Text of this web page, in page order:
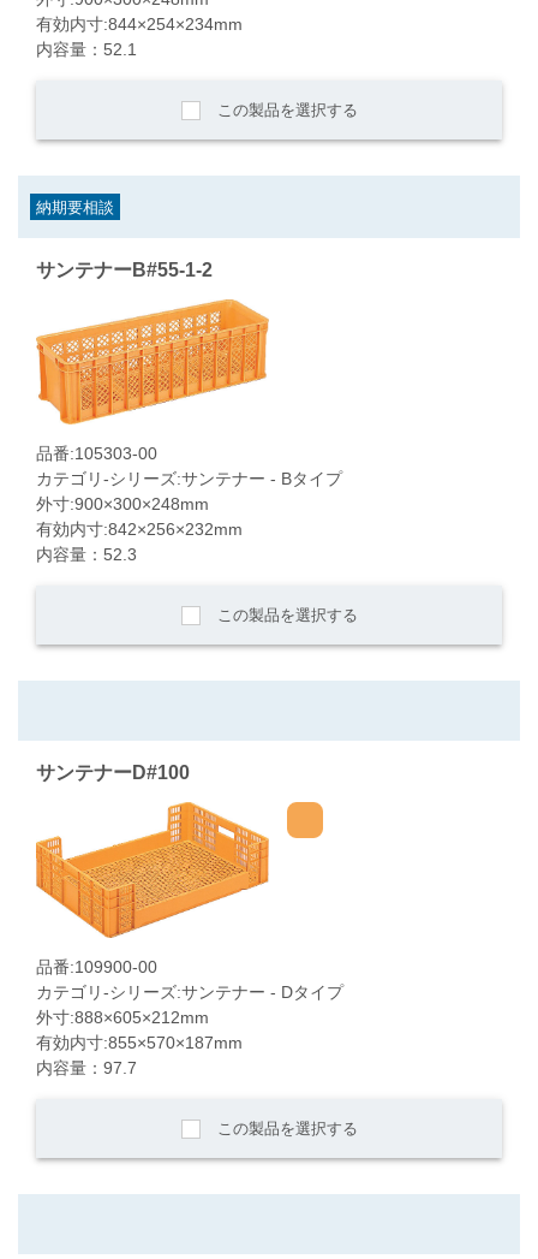
有効内寸:844×254×234mm
内容量：52.1
この製品を選択する
納期要相談
サンテナーB#55-1-2
品番:105303-00
カテゴリ-シリーズ:サンテナー - Bタイプ
外寸:900×300×248mm
有効内寸:842×256×232mm
内容量：52.3
この製品を選択する
サンテナーD#100
品番:109900-00
カテゴリ-シリーズ:サンテナー - Dタイプ
外寸:888×605×212mm
有効内寸:855×570×187mm
内容量：97.7
この製品を選択する